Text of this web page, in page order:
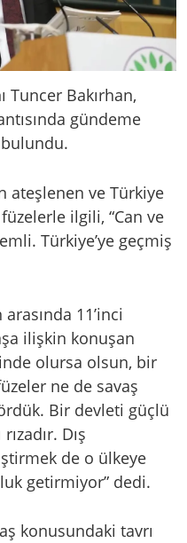
Tuncer Bakırhan,
gündeme
ateşlenen ve Türkiye
ilgili, “Can ve
Türkiye’ye geçmiş
11’inci
ilişkin konuşan
olursa olsun, bir
ne de savaş
Bir devleti güçlü
Dış
de o ülkeye
getirmiyor” dedi.
konusundaki tavrı